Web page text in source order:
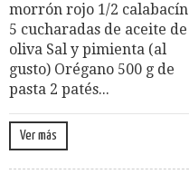
morrón rojo 1/2 calabacín
5 cucharadas de aceite de
oliva Sal y pimienta (al
gusto) Orégano 500 g de
pasta 2 patés...
Ver más